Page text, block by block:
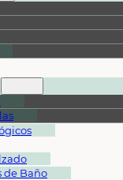
de Baño